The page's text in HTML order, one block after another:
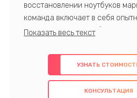
восстановлении ноутбуков
команда включает в себя
профессионалов с обширными
предлагаем быстрый и
использованием оригинальных
также гарантируем качество
проведенных работ. Наша цель
УЗНАТЬ
КОНСУЛЬТАЦИЯ